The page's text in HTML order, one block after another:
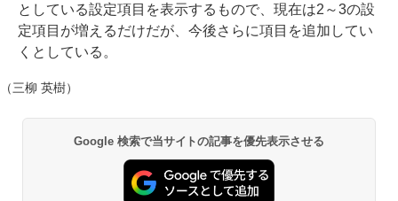
としている設定項目を表示するもので、現在は2～3の設
定項目が増えるだけだが、今後さらに項目を追加してい
くとしている。
（三柳 英樹）
Google 検索で当サイトの記事を優先表示させる